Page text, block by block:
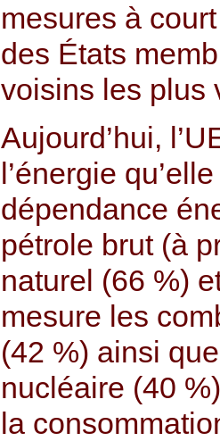
mesures à
des États
voisins les plus
Aujourd’hui,
l’énergie
dépendance
pétrole brut (à
naturel (66 %)
mesure les
(42 %) ainsi
nucléaire (40
la